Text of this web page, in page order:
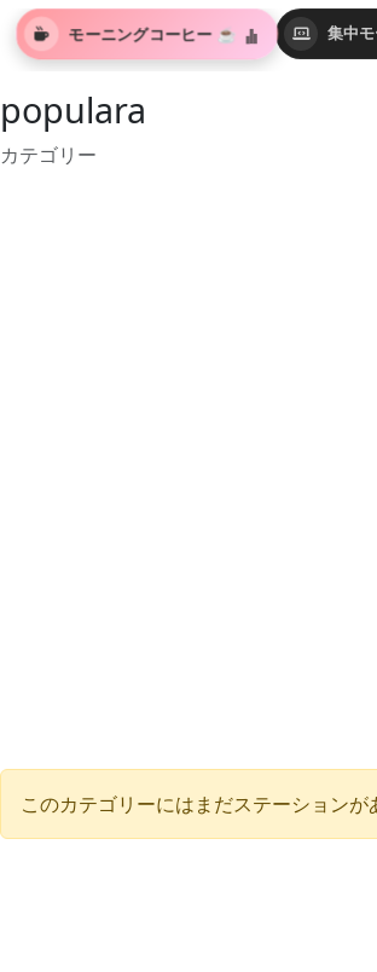
モーニングコーヒー ☕ 集中
populara
カテゴリー
このカテゴリーにはまだステーションが